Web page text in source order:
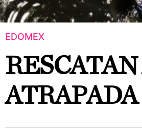
EDOMEX